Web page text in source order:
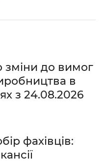
зміни до вимог
в
з 24.08.2026
фахівців: